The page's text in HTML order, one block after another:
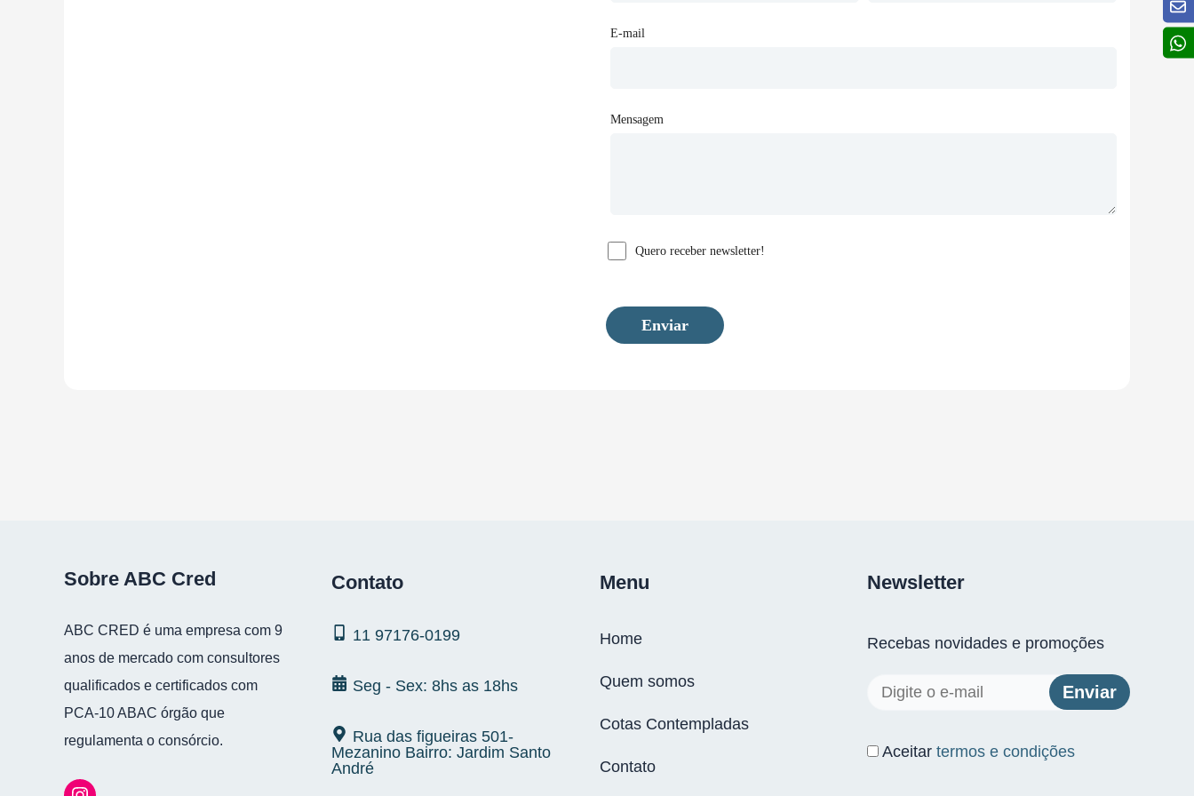
E-mail
Mensagem
Quero receber newsletter!
Sobre ABC Cred
ABC CRED é uma empresa com 9
anos de mercado com consultores
qualificados e certificados com
PCA-10 ABAC órgão que
regulamenta o consórcio.
Contato
11 97176‑0199
Seg - Sex: 8hs as 18hs
Rua das figueiras 501-
Mezanino Bairro: Jardim Santo
André
Menu
Home
Quem somos
Cotas Contempladas
Contato
Newsletter
Recebas novidades e promoções
Aceitar termos e condições